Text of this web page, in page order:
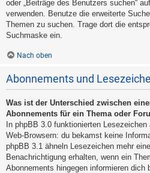
oder „Beiträge des Benutzers suchen“
verwenden. Benutze die erweiterte
Themen zu suchen. Trage dort die
Suchmaske ein.
Nach oben
Abonnements und
Was ist der Unterschied zwischen
Abonnements für ein Thema oder
In phpBB 3.0 funktionierten
Web-Browsern: du bekamst keine
phpBB 3.1 ähneln Lesezeichen mehr
Benachrichtigung erhalten, wenn ein
Abonnements hingegen informieren dich